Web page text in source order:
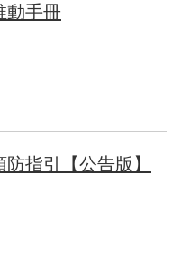
動手冊
指引【公告版】